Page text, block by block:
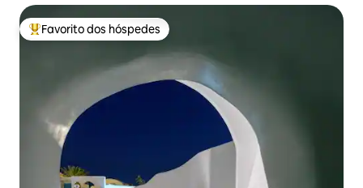
Favoritos dos hóspedes mais apreciados
Favorito dos hóspedes